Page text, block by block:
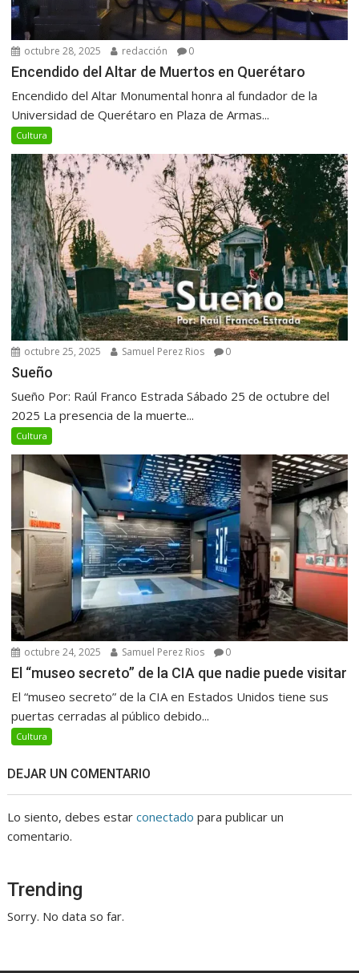
octubre 28, 2025 redacción 0
Encendido del Altar de Muertos en Querétaro
Encendido del Altar Monumental honra al fundador de la
Universidad de Querétaro en Plaza de Armas...
Cultura
octubre 25, 2025 Samuel Perez Rios 0
Sueño
Sueño Por: Raúl Franco Estrada Sábado 25 de octubre del
2025 La presencia de la muerte...
Cultura
octubre 24, 2025 Samuel Perez Rios 0
El “museo secreto” de la CIA que nadie puede visitar
El “museo secreto” de la CIA en Estados Unidos tiene sus
puertas cerradas al público debido...
Cultura
DEJAR UN COMENTARIO
Lo siento, debes estarconectado para publicar un
comentario.
Trending
Sorry. No data so far.